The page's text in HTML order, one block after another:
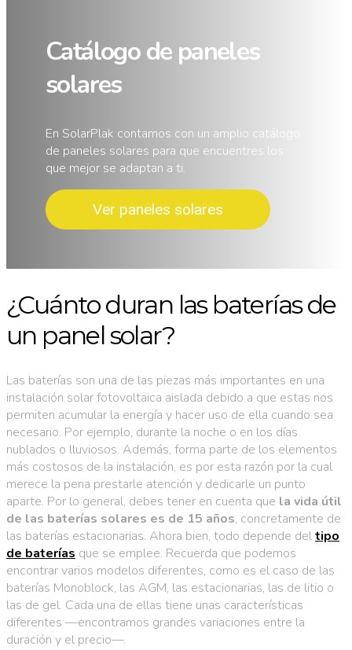
Catálogo de paneles
solares
En SolarPlak contamos con un amplio catálogo
de paneles solares para que encuentres los
que mejor se adaptan a ti.
Ver paneles solares
¿Cuánto duran las baterías de
un panel solar?
Las baterías son una de las piezas más importantes en una
instalación solar fotovoltaica aislada debido a que estas nos
permiten acumular la energía y hacer uso de ella cuando sea
necesario. Por ejemplo, durante la noche o en los días
nublados o lluviosos. Además, forma parte de los elementos
más costosos de la instalación, es por esta razón por la cual
merece la pena prestarle atención y dedicarle un punto
aparte. Por lo general, debes tener en cuenta que la vida útil
de las baterías solares es de 15 años, concretamente de
las baterías estacionarias. Ahora bien, todo depende deltipo
de baterías que se emplee. Recuerda que podemos
encontrar varios modelos diferentes, como es el caso de las
baterías Monoblock, las AGM, las estacionarias, las de litio o
las de gel. Cada una de ellas tiene unas características
diferentes —encontramos grandes variaciones entre la
duración y el precio—.